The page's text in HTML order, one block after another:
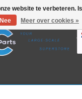
website te verbeteren.
Nee
Meer over cookies »